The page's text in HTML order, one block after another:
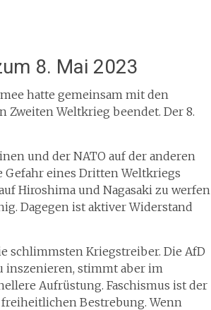
8. Mai 2023
hatte gemeinsam mit den
Weltkrieg beendet. Der 8.
und der NATO auf der anderen
Gefahr eines Dritten Weltkriegs
Hiroshima und Nagasaki zu werfen
Dagegen ist aktiver Widerstand
schlimmsten Kriegstreiber. Die AfD
inszenieren, stimmt aber im
Aufrüstung. Faschismus ist der
Bestrebung. Wenn